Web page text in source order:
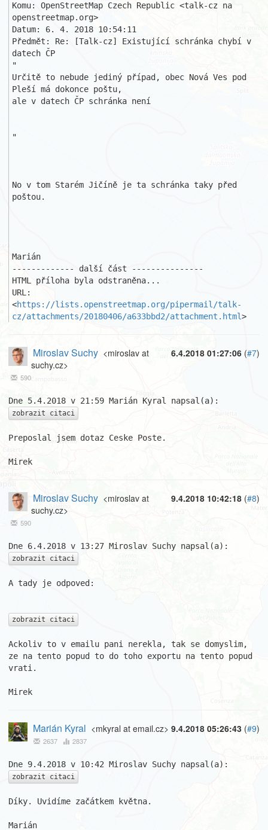
Komu: OpenStreetMap Czech Republic <talk-cz na
openstreetmap.org>
Datum: 6. 4. 2018 10:54:11
Předmět: Re: [Talk-cz] Existující schránka chybí v
datech ČP
"
Určitě to nebude jediný případ, obec Nová Ves pod
Pleší má dokonce poštu,
ale v datech ČP schránka není
"
No v tom Starém Jičíně je ta schránka taky před
poštou.
Marián
------------- další část ---------------
HTML příloha byla odstraněna...
URL:
<https://lists.openstreetmap.org/pipermail/talk-
cz/attachments/20180406/a633bbd2/attachment.html>
6.4.2018 01:27:06 (#7)
Miroslav Suchy <miroslav at
suchy.cz>
590
zobrazit citaci
Preposlal jsem dotaz Ceske Poste.
Mirek
9.4.2018 10:42:18 (#8)
Miroslav Suchy <miroslav at
suchy.cz>
590
zobrazit citaci
A tady je odpoved:
zobrazit citaci
Ackoliv to v emailu pani nerekla, tak se domyslim,
ze na tento popud to do toho exportu na tento popud
vrati.
Mirek
9.4.2018 05:26:43 (#9)
Marián Kyral <mkyral at email.cz>
2637 2837
zobrazit citaci
Díky. Uvidíme začátkem května.
Marián